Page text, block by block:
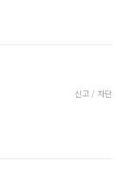
신고 / 차단